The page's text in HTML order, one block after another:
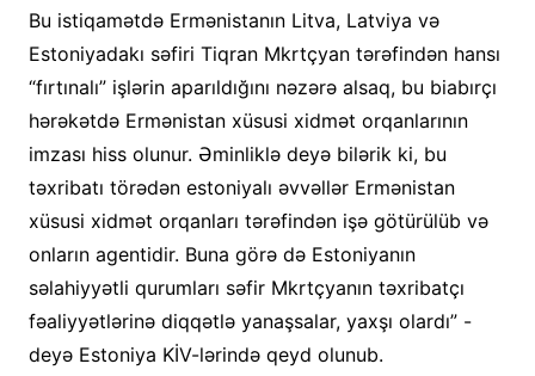
Bu istiqamətdə Ermənistanın Litva, Latviya və
Estoniyadakı səfiri Tiqran Mkrtçyan tərəfindən hansı
“fırtınalı” işlərin aparıldığını nəzərə alsaq, bu biabırçı
hərəkətdə Ermənistan xüsusi xidmət orqanlarının
imzası hiss olunur. Əminliklə deyə bilərik ki, bu
təxribatı törədən estoniyalı əvvəllər Ermənistan
xüsusi xidmət orqanları tərəfindən işə götürülüb və
onların agentidir. Buna görə də Estoniyanın
səlahiyyətli qurumları səfir Mkrtçyanın təxribatçı
fəaliyyətlərinə diqqətlə yanaşsalar, yaxşı olardı” -
deyə Estoniya KİV-lərində qeyd olunub.